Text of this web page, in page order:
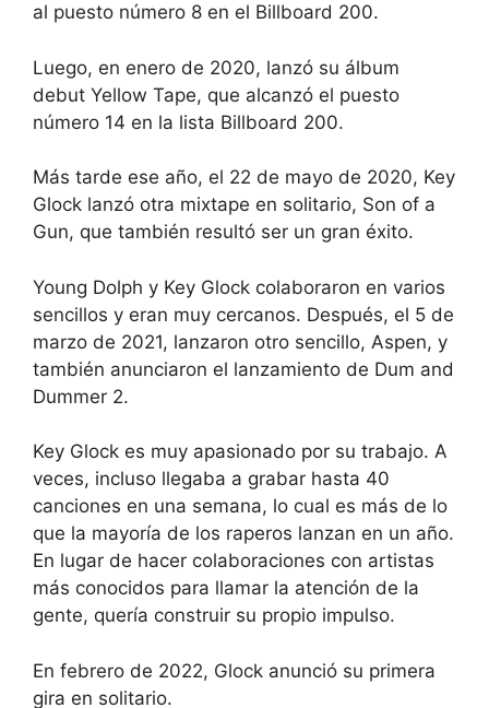
al puesto número 8 en el Billboard 200.
Luego, en enero de 2020, lanzó su álbum
debut Yellow Tape, que alcanzó el puesto
número 14 en la lista Billboard 200.
Más tarde ese año, el 22 de mayo de 2020, Key
Glock lanzó otra mixtape en solitario, Son of a
Gun, que también resultó ser un gran éxito.
Young Dolph y Key Glock colaboraron en varios
sencillos y eran muy cercanos. Después, el 5 de
marzo de 2021, lanzaron otro sencillo, Aspen, y
también anunciaron el lanzamiento de Dum and
Dummer 2.
Key Glock es muy apasionado por su trabajo. A
veces, incluso llegaba a grabar hasta 40
canciones en una semana, lo cual es más de lo
que la mayoría de los raperos lanzan en un año.
En lugar de hacer colaboraciones con artistas
más conocidos para llamar la atención de la
gente, quería construir su propio impulso.
En febrero de 2022, Glock anunció su primera
gira en solitario.